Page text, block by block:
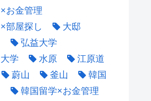
お金管理
部屋探し
大邸
弘益大学
学
水原
江原道
蔚山 釜山
韓国
韓国留学×お金管理